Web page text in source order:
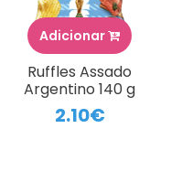
Adicionar
Ruffles Assado
Argentino 140 g
2.10€